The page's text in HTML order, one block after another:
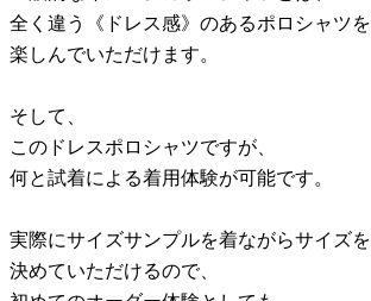
全く違う《ドレス感》のあるポロシャツを
楽しんでいただけます。
そして、
このドレスポロシャツですが、
何と試着による着用体験が可能です。
実際にサイズサンプルを着ながらサイズを
決めていただけるので、